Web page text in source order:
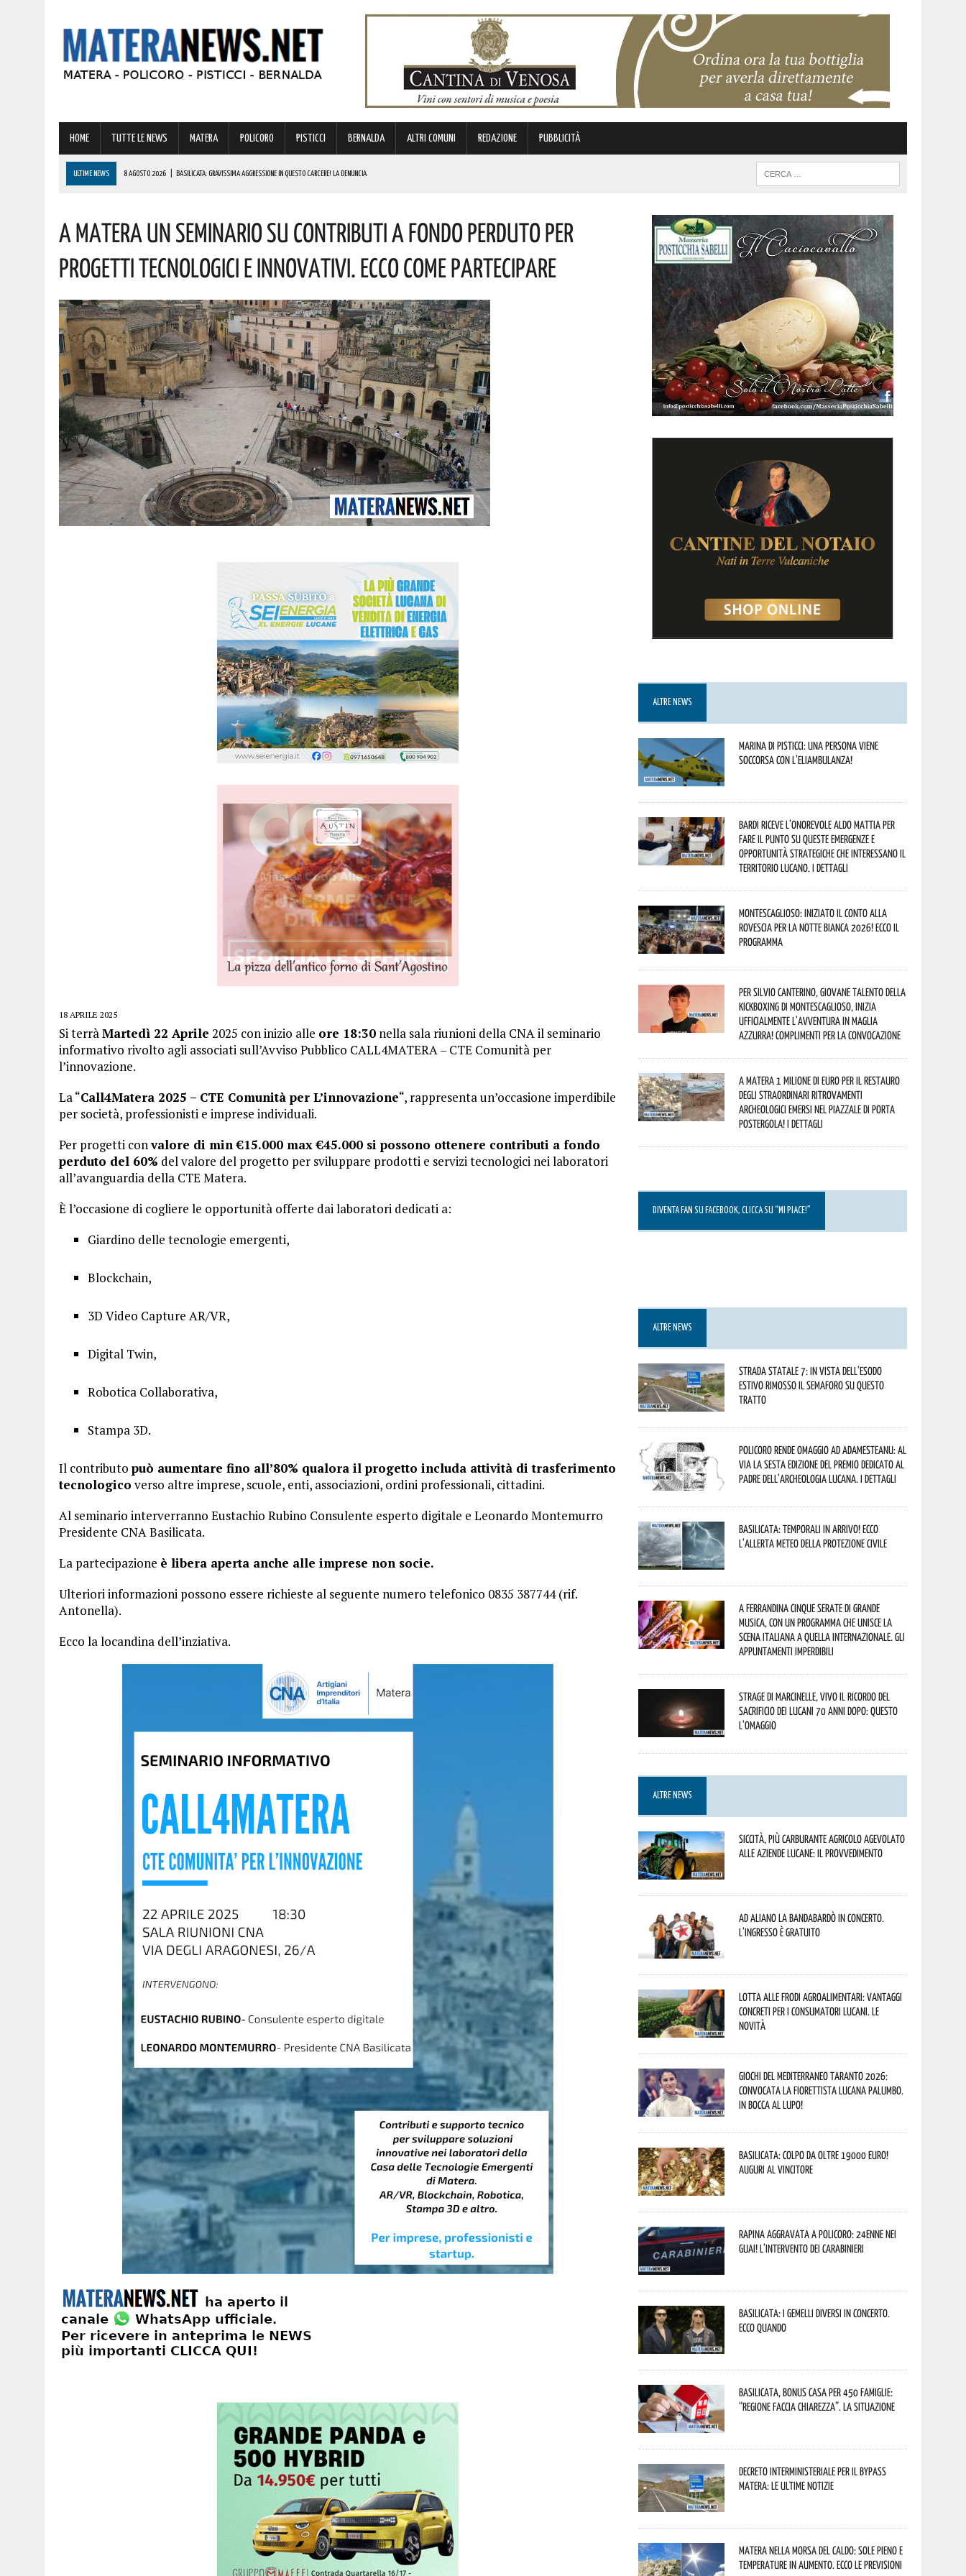
HOME TUTTE LE NEWS MATERA POLICORO PISTICCI BERNALDA ALTRI COMUNI REDAZIONE PUBBLICITÀ
ULTIME NEWS 8 AGOSTO 2026 BASILICATA: GRAVISSIMA AGGRESSIONE IN QUESTO CARCERE! LA DENUNCIA
8 AGOSTO 2026 | BASILICATA: CLEMENTINO PRONTO A PORTARE SUL PALCO L’ENERGIA DI “GRANDE ANIMA”. IL CONCERTO AD INGRESSO GRATUITO
8 AGOSTO 2026 CODICE DELLA STRADA, LE NOVITÀ ALLO STUDIO: IPOTESI PATENTE A 17 ANNI E SORPASSO A DESTRA IN AUTOSTRADA
A Matera Un Seminario Su Contributi A Fondo Perduto Per
Progetti Tecnologici E Innovativi. Ecco Come Partecipare
18 APRILE 2025
Si terràMartedì 22 Aprile 2025 con inizio alle ore 18:30 nella sala riunioni della CNA il seminario
informativo rivolto agli associati sull’Avviso Pubblico CALL4MATERA – CTE Comunità per
l’innovazione.
La “Call4Matera 2025 – CTE Comunità per L’innovazione“, rappresenta un’occasione imperdibile
per società, professionisti e imprese individuali.
Per progetti convalore di min €15.000 max €45.000 si possono ottenere contributi a fondo
perduto del 60% del valore del progetto per sviluppare prodotti e servizi tecnologici nei laboratori
all’avanguardia della CTE Matera.
È l’occasione di cogliere le opportunità offerte dai laboratori dedicati a:
Giardino delle tecnologie emergenti,
Blockchain,
3D Video Capture AR/VR,
Digital Twin,
Robotica Collaborativa,
Stampa 3D.
Il contributo può aumentare fino all’80% qualora il progetto includa attività di trasferimento
tecnologico verso altre imprese, scuole, enti, associazioni, ordini professionali, cittadini.
Al seminario interverranno Eustachio Rubino Consulente esperto digitale e Leonardo Montemurro
Presidente CNA Basilicata.
La partecipazione è libera aperta anche alle imprese non socie.
Ulteriori informazioni possono essere richieste al seguente numero telefonico 0835 387744 (rif.
Antonella).
Ecco la locandina dell’inziativa.
ALTRE NEWS
Marina di Pisticci: una persona viene
soccorsa con l’eliambulanza!
Bardi riceve l’onorevole Aldo Mattia per
fare il punto su queste emergenze e
opportunità strategiche che interessano il
territorio lucano. I dettagli
Montescaglioso: iniziato il conto alla
rovescia per la Notte Bianca 2026! Ecco il
programma
Per Silvio Canterino, giovane talento della
kickboxing di Montescaglioso, inizia
ufficialmente l’avventura in maglia
azzurra! Complimenti per la convocazione
A Matera 1 milione di euro per il restauro
degli straordinari ritrovamenti
archeologici emersi nel piazzale di Porta
Postergola! I dettagli
DIVENTA FAN SU FACEBOOK, CLICCA SU “MI PIACE!”
ALTRE NEWS
Strada statale 7: in vista dell’esodo
estivo rimosso il semaforo su questo
tratto
Policoro rende omaggio ad Adamesteanu: al
via la sesta edizione del Premio dedicato al
padre dell’archeologia lucana. I dettagli
Basilicata: temporali in arrivo! Ecco
l’allerta meteo della Protezione civile
A Ferrandina cinque serate di grande
musica, con un programma che unisce la
scena italiana a quella internazionale. Gli
appuntamenti imperdibili
Strage di Marcinelle, vivo il ricordo del
sacrificio dei lucani 70 anni dopo: questo
l’omaggio
ALTRE NEWS
Siccità, più carburante agricolo agevolato
alle aziende lucane: il provvedimento
Ad Aliano la Bandabardò in concerto.
L’ingresso è gratuito
Lotta alle frodi agroalimentari: vantaggi
concreti per i consumatori lucani. Le
novità
Giochi del Mediterraneo Taranto 2026:
convocata la fiorettista lucana Palumbo.
In bocca al lupo!
Basilicata: colpo da oltre 19000 Euro!
Auguri al vincitore
Rapina aggravata a Policoro: 24enne nei
guai! L’intervento dei Carabinieri
Basilicata: i Gemelli DiVersi in concerto.
Ecco quando
Basilicata, Bonus casa per 450 famiglie:
“Regione faccia chiarezza”. La situazione
Decreto interministeriale per il Bypass
Matera: le ultime notizie
Matera nella morsa del caldo: sole pieno e
temperature in aumento. Ecco le previsioni